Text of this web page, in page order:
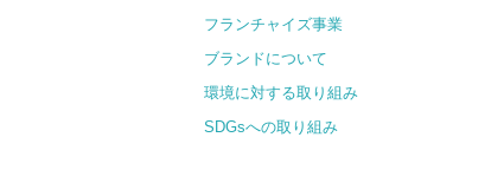
フランチャイズ事業
ブランドについて
環境に対する取り組み
SDGsへの取り組み